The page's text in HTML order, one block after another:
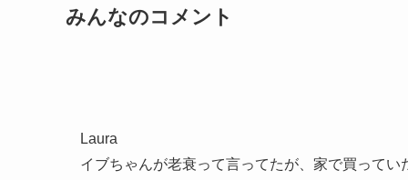
みんなのコメント
Laura
イブちゃんが老衰って言ってたが、家で買って